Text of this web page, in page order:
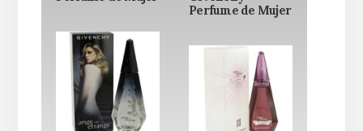
Perfume de Mujer